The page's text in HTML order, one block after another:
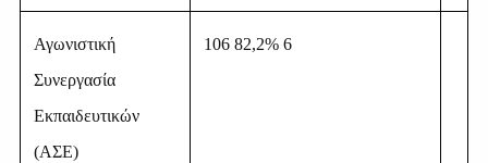
Αγωνιστική
Συνεργασία
Εκπαιδευτικών
(ΑΣΕ)
106 82,2% 6